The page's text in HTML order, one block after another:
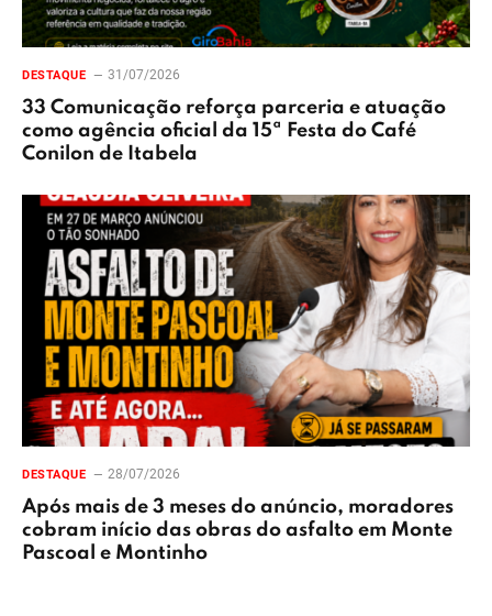
DESTAQUE 31/07/2026
33 Comunicação reforça parceria e atuação
como agência oficial da 15ª Festa do Café
Conilon de Itabela
DESTAQUE 28/07/2026
Após mais de 3 meses do anúncio, moradores
cobram início das obras do asfalto em Monte
Pascoal e Montinho